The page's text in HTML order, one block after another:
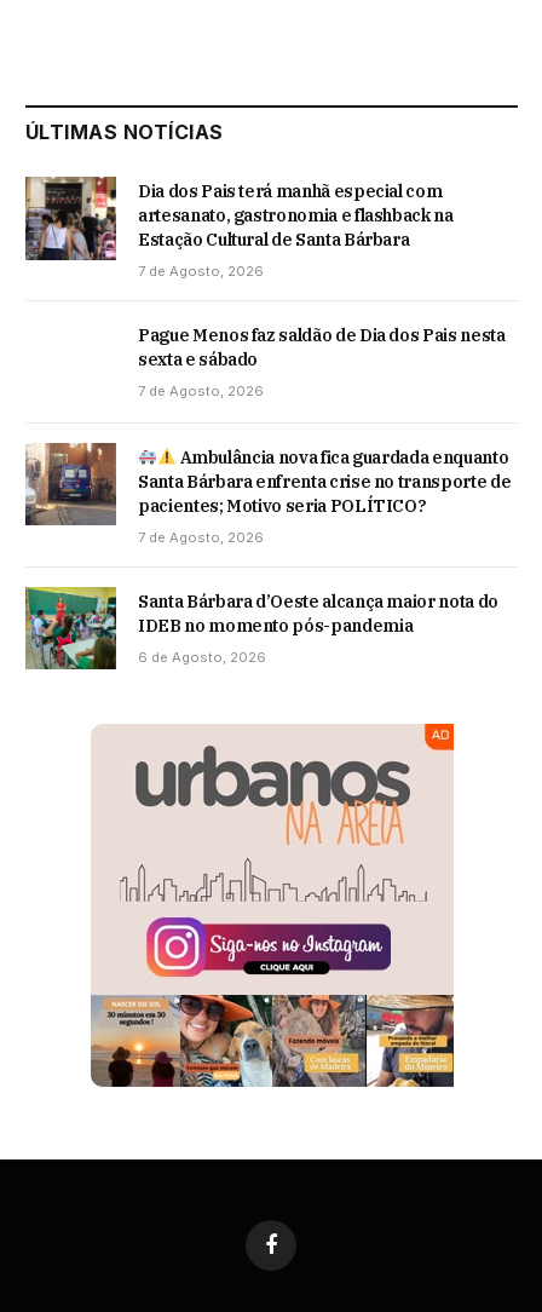
ÚLTIMAS NOTÍCIAS
Dia dos Pais terá manhã especial com
artesanato, gastronomia e flashback na
Estação Cultural de Santa Bárbara
7 de Agosto, 2026
Pague Menos faz saldão de Dia dos Pais nesta
sexta e sábado
7 de Agosto, 2026
Ambulância nova fica guardada enquanto
Santa Bárbara enfrenta crise no transporte de
pacientes; Motivo seria POLÍTICO?
7 de Agosto, 2026
Santa Bárbara d’Oeste alcança maior nota do
IDEB no momento pós-pandemia
6 de Agosto, 2026
Facebook